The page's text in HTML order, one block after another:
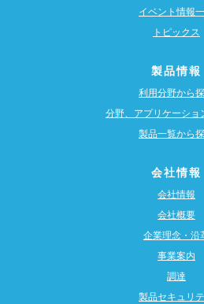
イベント情報
トピックス
製品情報
利用分野から
分野、アプリケーショ
製品一覧から
会社情報
会社情報
会社概要
企業理念・沿
事業案内
調達
製品セキュリ